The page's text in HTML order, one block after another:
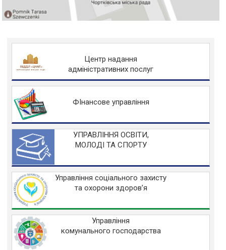
Центр надання
адміністративних послуг
ФІнансове управління
УПРАВЛІННЯ ОСВІТИ,
МОЛОДІ ТА СПОРТУ
Управління соціального захисту
та охорони здоров’я
Управління
комунального господарства